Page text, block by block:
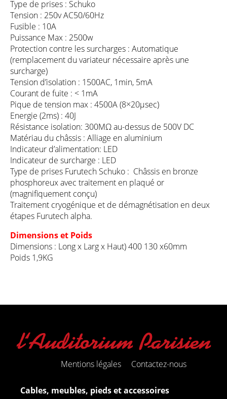
Type de prises : Schuko
Tension : 250v AC50/60Hz
Fusible : 10A
Puissance Max : 2500w
Protection contre les surcharges : Automatique
(remplacement du variateur nécessaire après une
surcharge)
Tension d’isolation : 1500AC, 1min, 5mA
Courant de fuite : < 1mA
Pique de tension max : 4500A (8×20µsec)
Energie (2ms) : 40J
Résistance isolation: 300MΩ au-dessus de 500V DC
Matériau du châssis : Alliage en aluminium
Indicateur d’alimentation: LED
Indicateur de surcharge : LED
Type de prises Furutech Schuko : Châssis en bronze
phosphoreux avec traitement en plaqué or
(magnifiquement conçu)
Traitement cryogénique et de démagnétisation en deux
étapes Furutech alpha.
Dimensions et Poids
Dimensions : Long x Larg x Haut) 400 130 x60mm
Poids 1,9KG
Mentions légales Contactez-nous
Cables, meubles, pieds et accessoires